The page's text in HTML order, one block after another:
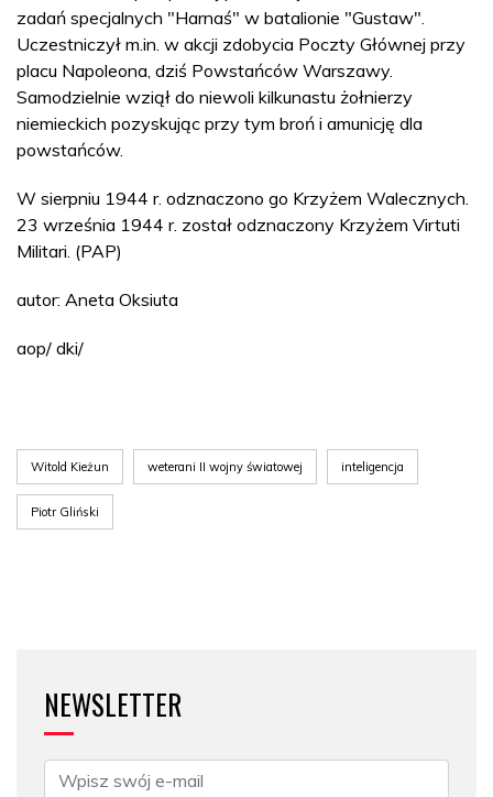
zadań specjalnych "Harnaś" w batalionie "Gustaw".
Uczestniczył m.in. w akcji zdobycia Poczty Głównej przy
placu Napoleona, dziś Powstańców Warszawy.
Samodzielnie wziął do niewoli kilkunastu żołnierzy
niemieckich pozyskując przy tym broń i amunicję dla
powstańców.
W sierpniu 1944 r. odznaczono go Krzyżem Walecznych.
23 września 1944 r. został odznaczony Krzyżem Virtuti
Militari. (PAP)
autor: Aneta Oksiuta
aop/ dki/
Witold Kieżun weterani II wojny światowej inteligencja
Piotr Gliński
NEWSLETTER